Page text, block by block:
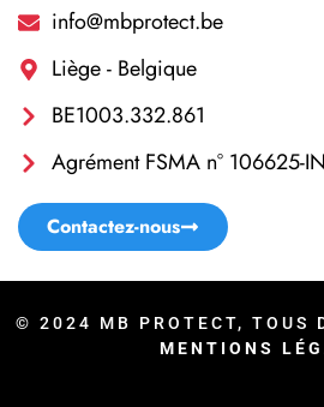
info@mbprotect.be
Liège - Belgique
BE1003.332.861
Agrément FSMA n° 106625-
Contactez-nous
© 2024 MB PROTECT, TOUS
MENTIONS